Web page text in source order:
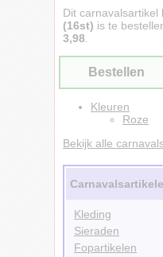
Dit carnavalsartikel
(16st) is te
3,98.
Bestellen
Kleuren
Roze
Bekijk alle
Kleding
Sieraden
Fopartikelen